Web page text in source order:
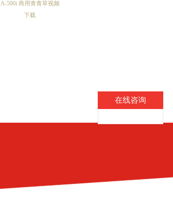
A-500i 商用青青草视频
下载
在线咨询